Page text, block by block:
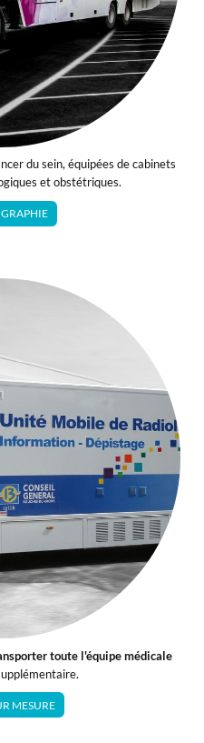
du sein, équipées de cabinets
et obstétriques.
toute l'équipe médicale
MESURE